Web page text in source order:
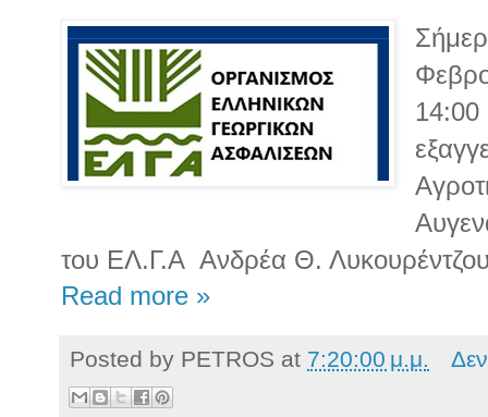
14:00
του ΕΛ.Γ.Α Ανδρέα Θ.
Read more »
Posted by PETROS at 7:20:00 μ.μ.